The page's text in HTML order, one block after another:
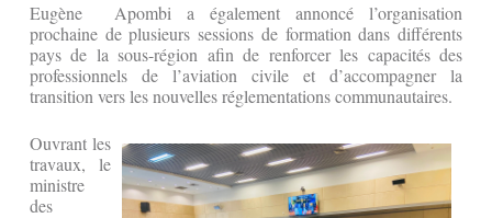
Eugène Apombi a également annoncé l’organisation
prochaine de plusieurs sessions de formation dans différents
pays de la sous-région afin de renforcer les capacités des
professionnels de l’aviation civile et d’accompagner la
transition vers les nouvelles réglementations communautaires.
Ouvrant les
travaux, le
ministre
des